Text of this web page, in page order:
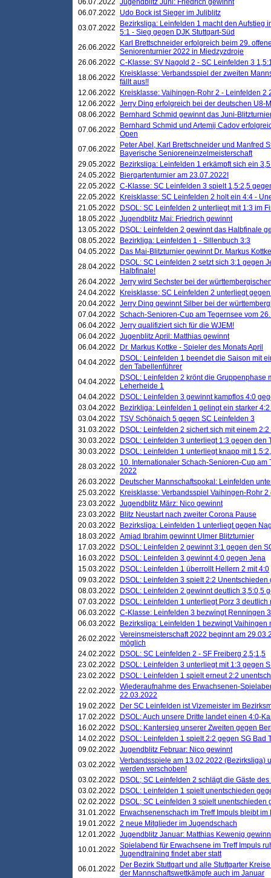
06.07.2022 Jugendblitz Juni: Friedrich gewinnt
06.07.2022
Udo Bock ist Sieger im Juliblitz
03.07.2022
Bezirksliga: Leinfelden 1 macht den Aufstieg
5:1 - Sieg gegen DJK Stuttgart-Süd
26.06.2022
Karl Brettschneider erfolgreich beim 29.
Seniorenturnier 2022 in Miedzyzdroje
26.06.2022 C-Klasse: SV Nagold 2 - SC Leinfelden 3
18.06.2022
Kreisklasse: Verbandsspiel der zweiten
fällt aus!!
12.06.2022
Kreisklasse: Vaihingen-Rohr 2 - Leinfelden 2
12.06.2022 Jerry Ding erfolgreich bei der deutschen U8-
08.06.2022
Bernhard Schmid gewinnt das Juni-
07.06.2022
Bernhard Schmid und Artemij Cadov
Open
07.06.2022
Peter Abel, Karl Brettschneider und Manfred
Bayerische Senioreneinzelmeisterschaft
29.05.2022
Bezirksliga: Leinfelden 1 erkämpft sich ein
24.05.2022
Biergartenturnier am 23.07.2022!
22.05.2022 C-Klasse: SC Leinfelden 3 spielt 1,5:2,5
22.05.2022
Kreisklasse: SC Leinfelden 2 holt ein 4:4 -
21.05.2022
DSOL: SC Leinfelden 2 unterliegt mit 1:3 im
18.05.2022 Jugendblitz Mai: Friedrich gewinnt
13.05.2022
DSOL: Leinfelden 2 gewinnt das Halbfinale
08.05.2022
Bezirkliga: Leinfelden 1 - Sillenbuch 3:3
04.05.2022
Das Mai-Blitzturnier gewinnt Dr. Markus
28.04.2022
DSOL: SC Leinfelden 2 setzt sich 3:1 gegen
Halbfinale!
26.04.2022 Jerry wird Sechster bei der
24.04.2022
Kreisklasse: SC Leinfelden 2 unterliegt
20.04.2022 Jerry Ding gewinnt Silber bei der
07.04.2022 Schach-Senioren-Cup am Tegernsee vom
06.04.2022 Jerry qualifiziert sich für die WJEM!
06.04.2022 Jugenblitz April: Matthias gewinnt
06.04.2022
Dr. Markus Kottke - Spieler des Monats April
04.04.2022
DSOL: Leinfelden 1 beendet die Saison mit
den Tabellenführer
04.04.2022
DSOL: Leinfelden 2 krönt die Gruppenphase
Leherheide 1
04.04.2022
DSOL: Leinfelden 3 gewinnt kampflos 4:0
03.04.2022
Bezirkliga: Leinfelden 1 gelingt ein starker
03.04.2022 TSV Schönaich 5 gegen SC Leinfelden 3
31.03.2022
DSOL: Leinfelden 2 sichert sich mit einem
30.03.2022
DSOL: Leinfelden 3 unterliegt 1:3 gegen den
30.03.2022
DSOL: Leinfelden 1 unterliegt knapp mit
28.03.2022
10. Internationaler Schach-Senioren-Cup am
2022
26.03.2022
Deutscher Mannschaftspokal: Leinfelden
25.03.2022
Kreisklasse: Verbandsspiel Vaihingen-Rohr
23.03.2022 Jugendblitz März: Nico gewinnt
23.03.2022
Blitz Neustart nach zweiter Corona Pause
20.03.2022
Bezirksliga: Leinfelden 1 unterliegt gegen
18.03.2022 Amjad Ibrahim gewinnt Ulmer Blitzturnier
17.03.2022
DSOL: Leinfelden 2 gewinnt 3:1 gegen den
16.03.2022
DSOL: Leinfelden 3 gewinnt 4:0 gegen Jena
15.03.2022
DSOL: Leinfelden 1 überrollt Hellern 2 mit 4:0
09.03.2022
DSOL: Leinfelden 3 spielt 2:2 Unentschieden
08.03.2022
DSOL: Leinfelden 2 gewinnt deutlich 3,5:0,5
07.03.2022
DSOL: Leinfelden 1 unterliegt Porz 3 deutlich
06.03.2022 C-Klasse: Leinfelden 3 bezwingt Renningen
06.03.2022
Bezirksliga: Leinfelden 1 bezwingt Vaihingen
26.02.2022 Vereinsmeisterschaft 2022 beginnt am
möglich
24.02.2022
DSOL: SC Leinfelden 2 - SF Freiberg 2,5;1,5
23.02.2022
DSOL: Leinfelden 3 unterliegt mit 1:3 gegen
23.02.2022
DSOL: Leinfelden 1 spielt erneut 2:2
22.02.2022 Wiederaufnahme des Erwachsenen-
22.03.2022
19.02.2022
Der SC Leinfelden ist Vizemeister im
17.02.2022
DSOL: Auch unsere Dritte landet einen 4:0-
16.02.2022
DSOL: Kantersieg unserer Zweiten gegen
14.02.2022
DSOL: Leinfelden 1 spielt 2:2 gegen SG Bad
09.02.2022 Jugendblitz Februar: Nico gewinnt
03.02.2022 Verbandsspiele am 13.02.2022 (Bezirksliga)
werden verschoben!
03.02.2022
DSOL; SC Leinfelden 2 schlägt die Gäste
03.02.2022
DSOL: Leinfelden 1 spielt unentschieden
02.02.2022
DSOL; SC Leinfelden 3 spielt unentschieden
31.01.2022
Erwachsenenschach im Treff Impuls bleibt
19.01.2022 2 neue Mitglieder im Jugendschach
12.01.2022 Jugendblitz Januar: Matthias Kewenig
10.01.2022 Spielabend für Erwachsene im Treff Impuls
Jugendtraining findet aber statt
06.01.2022
Der Bezirk Stuttgart und alle Stuttgarter
der Mannschaftswettkämpfe auch im Januar